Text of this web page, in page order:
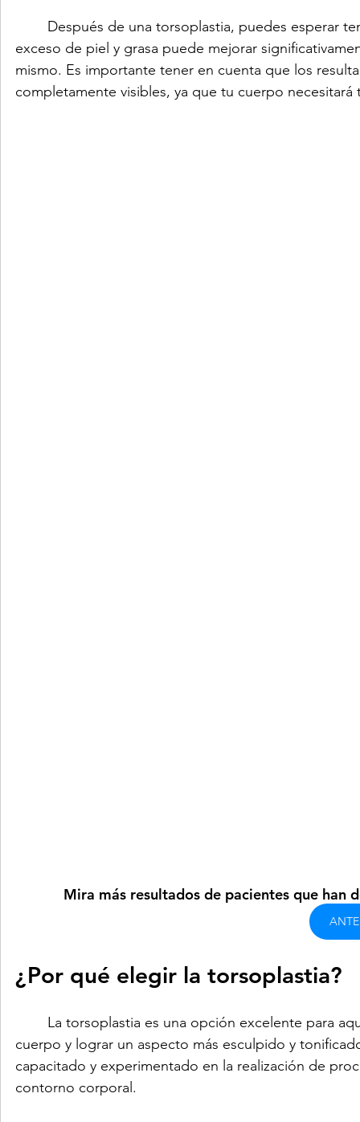
exceso de piel y grasa puede mejorar
mismo. Es importante tener en cuenta que los
completamente visibles, ya que tu cuerpo
Mira más resultados de pacientes que han
¿Por qué elegir la torsoplastia?
cuerpo y lograr un aspecto más esculpido y
capacitado y experimentado en la realización de
contorno corporal.